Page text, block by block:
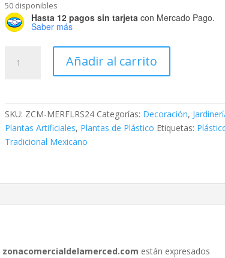
50 disponibles
Hasta 12 pagos sin tarjeta con Mercado Pago.
Saber más
Añadir al carrito
SKU: ZCM-MERFLRS24 Categorías: Decoración,
Plantas Artificiales, Plantas de Plástico Etiquetas:
Tradicional Mexicano
zonacomercialdelamerced.com están expresados